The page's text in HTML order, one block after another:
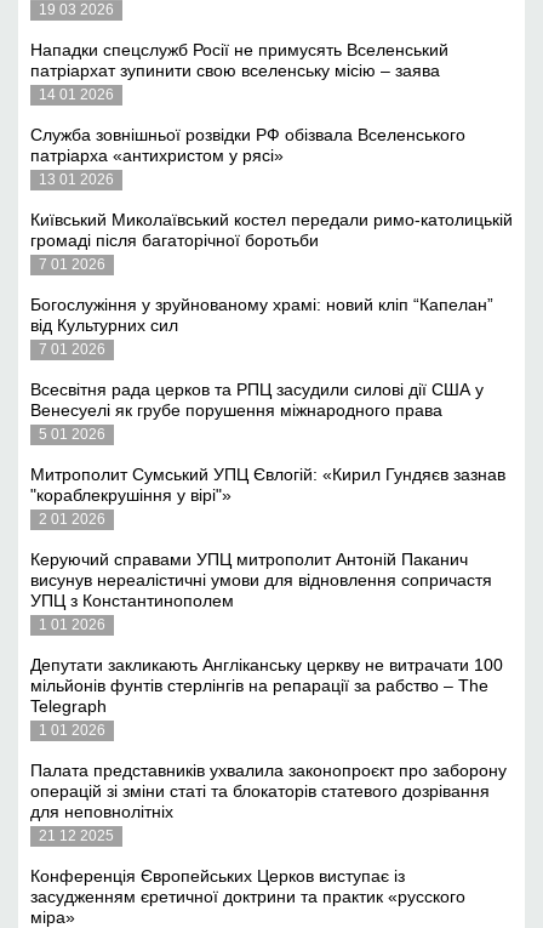
19 03 2026
Нападки спецслужб Росії не примусять Вселенський
патріархат зупинити свою вселенську місію – заява
14 01 2026
Служба зовнішньої розвідки РФ обізвала Вселенського
патріарха «антихристом у рясі»
13 01 2026
Київський Миколаївський костел передали римо-католицькій
громаді після багаторічної боротьби
7 01 2026
Богослужіння у зруйнованому храмі: новий кліп “Капелан”
від Культурних сил
7 01 2026
Всесвітня рада церков та РПЦ засудили силові дії США у
Венесуелі як грубе порушення міжнародного права
5 01 2026
Митрополит Сумський УПЦ Євлогій: «Кирил Гундяєв зазнав
"кораблекрушіння у вірі"»
2 01 2026
Керуючий справами УПЦ митрополит Антоній Паканич
висунув нереалістичні умови для відновлення сопричастя
УПЦ з Константинополем
1 01 2026
Депутати закликають Англіканську церкву не витрачати 100
мільйонів фунтів стерлінгів на репарації за рабство – The
Telegraph
1 01 2026
Палата представників ухвалила законопроєкт про заборону
операцій зі зміни статі та блокаторів статевого дозрівання
для неповнолітніх
21 12 2025
Конференція Європейських Церков виступає із
засудженням єретичної доктрини та практик «русского
міра»